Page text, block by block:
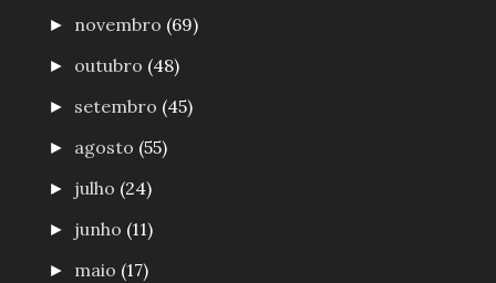
► novembro (69)
► outubro (48)
► setembro (45)
► agosto (55)
► julho (24)
► junho (11)
► maio (17)